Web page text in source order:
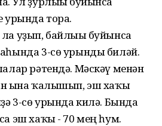
урында тора.
уҙып, байлығы буйынса
3-сө урынды биләй.
рәтендә. Мәскәү менән
ғына ҡалышып, эш хаҡы
3-сө урында килә. Бында
эш хаҡы - 70 мең һум.